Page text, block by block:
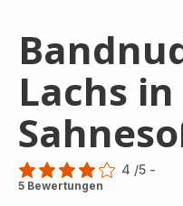
Lachs
Bewertung
4 /5 -
5 Bewertungen